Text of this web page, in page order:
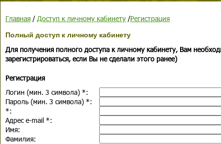
Главная / Доступ к личному кабинету /Регистрация
Полный доступ к личному кабинету
Для получения полного доступа к личному кабинету, Вам
зарегистрироваться, если Вы не сделали этого ранее)
Регистрация
Логин (мин. 3 символа) *:
Пароль (мин. 3 символа) *:
*:
Адрес e-mail *:
Имя:
Фамилия: